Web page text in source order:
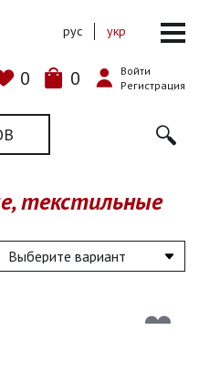
0 0
Войти
Регистрация
рус укр
текстильные